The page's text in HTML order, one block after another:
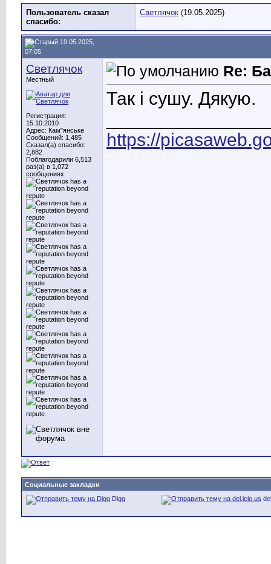
Пользователь сказал
cпасибо:
Светлячок (19.05.2025)
19.05.2025,
07:05
Светлячок
Местный
Регистрация:
15.10.2010
Адрес: Кам"янське
Сообщений: 1,485
Сказал(а) спасибо:
2,882
Поблагодарили 6,513
раз(а) в 1,072
сообщениях
Re:
Так і сушу. Дякую.
https://
Социальные закладки
Digg